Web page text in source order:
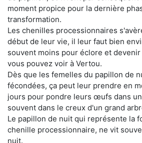
moment propice pour la dernière
transformation.
Les chenilles processionnaires
début de leur vie, il leur faut bien
souvent moins pour éclore et
vous pouvez voir à Vertou.
Dès que les femelles du papillon de
fécondées, ça peut leur prendre en
jours pour pondre leurs œufs dans
souvent dans le creux d'un grand
Le papillon de nuit qui représente la
chenille processionnaire, ne vit
nuit.